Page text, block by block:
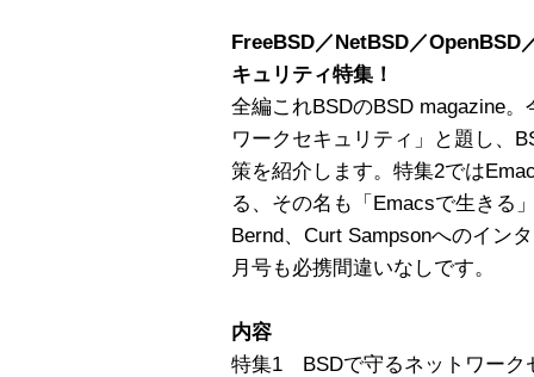
FreeBSD／NetBSD／OpenBSD
キュリティ特集！
全編これBSDのBSD magazine
ワークセキュリティ」と題し、
策を紹介します。特集2では
る、その名も「Emacsで生きる
Bernd、Curt Sampsonへのイン
月号も必携間違いなしです。
内容
特集1 BSDで守るネットワー